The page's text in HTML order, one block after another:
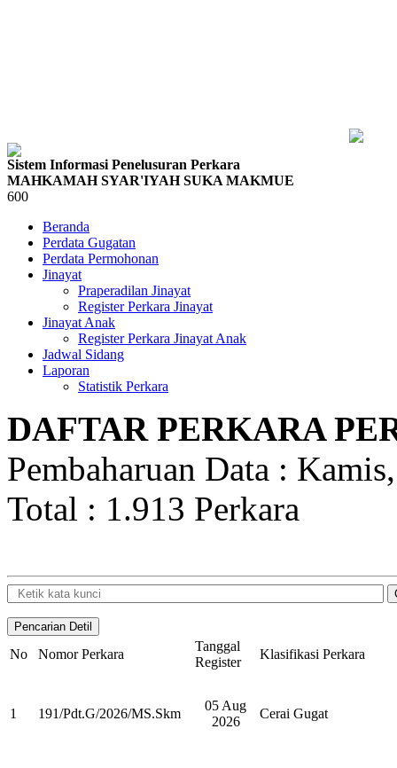
Sistem Informasi Penelusuran Perkara
MAHKAMAH SYAR'IYAH SUKA MAKMUE
600
Beranda
Perdata Gugatan
Perdata Permohonan
Jinayat
Praperadilan Jinayat
Register Perkara Jinayat
Jinayat Anak
Register Perkara Jinayat Anak
Jadwal Sidang
Laporan
Statistik Perkara
DAFTAR PERKARA
Pembaharuan Data :
Total : 1.913 Perkara
No Nomor Perkara
Tanggal
Register
Klasifikasi Perkara
1 191/Pdt.G/2026/MS.Skm
05 Aug
2026
Cerai Gugat